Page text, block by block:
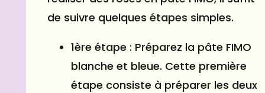
de suivre quelques étapes simples.
1ère étape : Préparez la pâte FIMO
blanche et bleue. Cette première
étape consiste à préparer les deux